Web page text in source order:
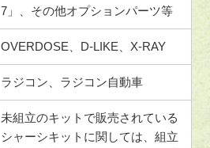
7」、その他オプションパーツ等
OVERDOSE、D-LIKE、X-RAY
ラジコン、ラジコン自動車
未組立のキットで販売されている
シャーシキットに関しては、組立